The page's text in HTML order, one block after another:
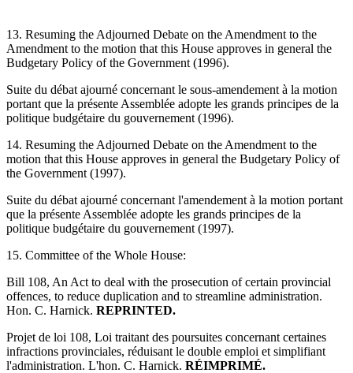
13. Resuming the Adjourned Debate on the Amendment to the
Amendment to the motion that this House approves in general the
Budgetary Policy of the Government (1996).
Suite du débat ajourné concernant le sous-amendement à la motion
portant que la présente Assemblée adopte les grands principes de la
politique budgétaire du gouvernement (1996).
14. Resuming the Adjourned Debate on the Amendment to the
motion that this House approves in general the Budgetary Policy of
the Government (1997).
Suite du débat ajourné concernant l'amendement à la motion portant
que la présente Assemblée adopte les grands principes de la
politique budgétaire du gouvernement (1997).
15. Committee of the Whole House:
Bill 108, An Act to deal with the prosecution of certain provincial
offences, to reduce duplication and to streamline administration.
Hon. C. Harnick. REPRINTED.
Projet de loi 108, Loi traitant des poursuites concernant certaines
infractions provinciales, réduisant le double emploi et simplifiant
l'administration. L'hon. C. Harnick. RÉIMPRIMÉ.